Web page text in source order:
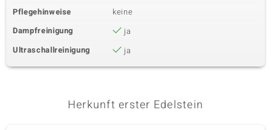
Pflegehinweise
keine
Dampfreinigung
ja
Ultraschallreinigung
ja
Herkunft erster Edelstein